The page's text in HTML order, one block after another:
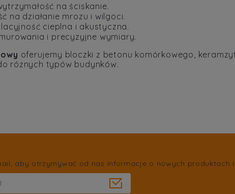
na ściskanie.
na działanie mrozu i wilgoci.
cieplna i akustyczna.
i precyzyjne wymiary.
oferujemy bloczki z betonu komórkowego,
różnych typów budynków.
aby otrzymywać od nas informacje o nowych produktach